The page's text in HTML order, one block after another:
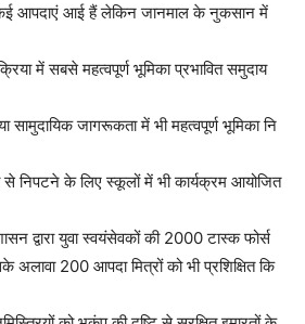
कई आपदाएं आई हैं लेकिन जानमाल के नुकसान में
में सबसे महत्वपूर्ण भूमिका प्रभावित समुदाय
सामुदायिक जागरूकता में भी महत्वपूर्ण भूमिका नि
निपटने के लिए स्कूलों में भी कार्यक्रम आयोजित
द्वारा युवा स्वयंसेवकों की 2000 टास्क फोर्स
अलावा 200 आपदा मित्रों को भी प्रशिक्षित कि